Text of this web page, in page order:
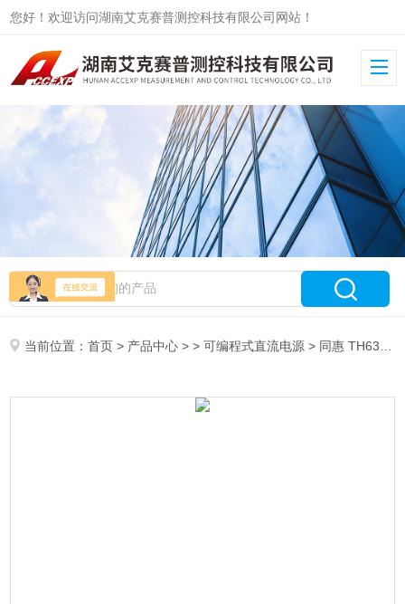
您好！欢迎访问湖南艾克赛普测控科技有限公司网站！
当前位置：首页 > 产品中心 > >可编程式直流电源 > 同惠 TH6303 宽范围可编程线性直流电源